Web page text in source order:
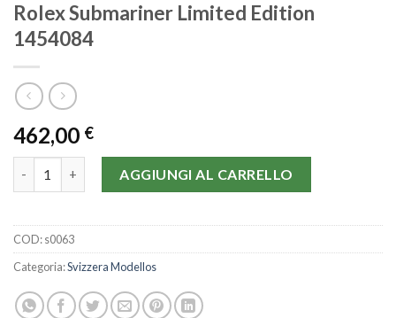
Rolex Submariner Limited Edition
1454084
462,00 €
AGGIUNGI AL CARRELLO
COD:s0063
Categoria:Svizzera Modellos